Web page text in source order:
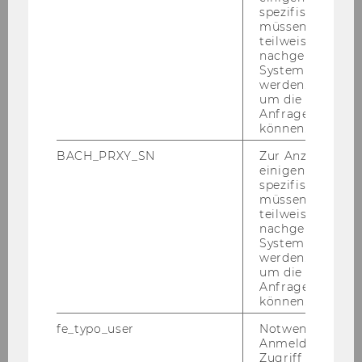
these sec­tors, com­pa­nies are in­crea­sin­gly le­
ver­aging di­gi­tal tech­no­lo­gies, prio­ri­ti­zing ad­ap­
ta­bi­li­ty and busi­ness model re­st­ruc­tu­ring over
The me­tho­do­lo­gy So­res­cu em­ploy­ed was no­ta­
b­ly in­no­va­ti­ve. Th­rough text ana­ly­sis of IPO pro­
spec­tus­es, she pro­vi­ded a quan­ti­fia­ble me­thod
to as­sess a com­pa­ny's em­pha­sis on busi­ness
model ver­sus pro­duct in­no­va­ti­on. This re­ve­a­led
a si­gni­fi­cant shift in in­ves­tor at­ti­tu­des, with a
gro­wing re­co­gni­ti­on of the com­plex be­ne­fits
and po­ten­ti­al re­turns of in­no­va­ti­ve busi­ness
mo­dels, high­ligh­ting that in­ves­tors are va­luing
the long-​term be­ne­fits and com­pe­ti­ti­ve ad­van­
ta­ges of busi­ness model in­no­va­ti­on.
The se­mi­nar went bey­ond aca­de­mic dis­cus­
sion; it was a call to ac­tion for both busi­nes­ses
spezifischen
müssen
teilweise von
nachgelagerten
System
werden.
um die Antwort
Anfrage
können.
BACH_PRXY_SN
Zur Anzeige von
einigen WU-
spezifischen
müssen
teilweise von
nachgelagerten
System
werden.
um die Antwort
Anfrage
können.
fe_typo_user
Notwendig für
Anmeldung und
Zugriff auf